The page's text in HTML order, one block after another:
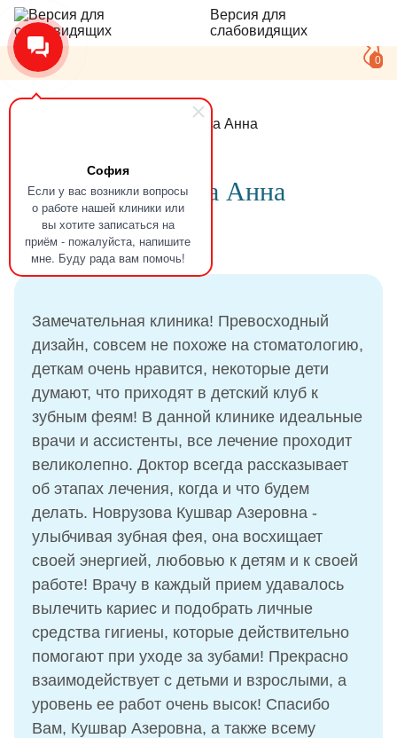
София
Если у вас возникли вопросы
о работе нашей клиники или
вы хотите записаться на
приём - пожалуйста, напишите
мне. Буду рада вам помочь!
Версия для
слабовидящих
0
Ерошкова Анна
ОтзывЕрошкова Анна
21.01.2025
Замечательная клиника! Превосходный
дизайн, совсем не похоже на стоматологию,
деткам очень нравится, некоторые дети
думают, что приходят в детский клуб к
зубным феям! В данной клинике идеальные
врачи и ассистенты, все лечение проходит
великолепно. Доктор всегда рассказывает
об этапах лечения, когда и что будем
делать. Новрузова Кушвар Азеровна -
улыбчивая зубная фея, она восхищает
своей энергией, любовью к детям и к своей
работе! Врачу в каждый прием удавалось
вылечить кариес и подобрать личные
средства гигиены, которые действительно
помогают при уходе за зубами! Прекрасно
взаимодействует с детьми и взрослыми, а
уровень ее работ очень высок! Спасибо
Вам, Кушвар Азеровна, а также всему